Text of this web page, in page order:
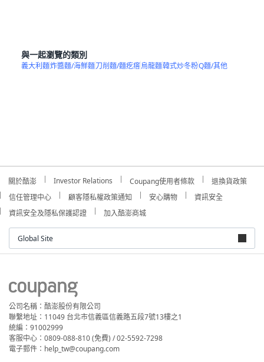
與一起瀏覽的類別
義大利麵炸醬麵/海鮮麵刀削麵/麵疙瘩烏龍麵韓式炒冬粉Q麵/其他
關於酷澎 Investor Relations Coupang使用者條款
退換貨政策
信任管理中心
顧客隱私權政策通知 安心購物
資訊安全
資訊安全及隱私保護認證
加入酷澎商城
Global Site
公司名稱：酷澎股份有限公司
聯繫地址：11049 台北市信義區信義路五段7號13樓之1
統編：91002999
客服中心：0809-088-810 (免費) / 02-5592-7298
電子郵件：help_tw@coupang.com